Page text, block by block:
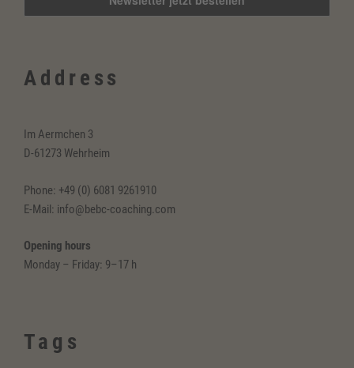
Address
Im Aermchen 3
D-61273 Wehrheim
Phone: +49 (0) 6081 9261910
E-Mail: info@bebc-coaching.com
Opening hours
Monday – Friday: 9–17 h
Tags